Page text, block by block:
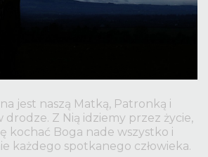
jest naszą Matką, Patronką i
drodze. Z Nią idziemy przez życie,
kochać Boga nade wszystko i
każdego spotkanego człowieka.